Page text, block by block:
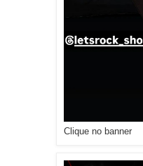
Clique no banner